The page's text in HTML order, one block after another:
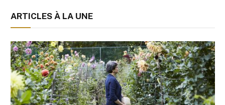
ARTICLES À LA UNE